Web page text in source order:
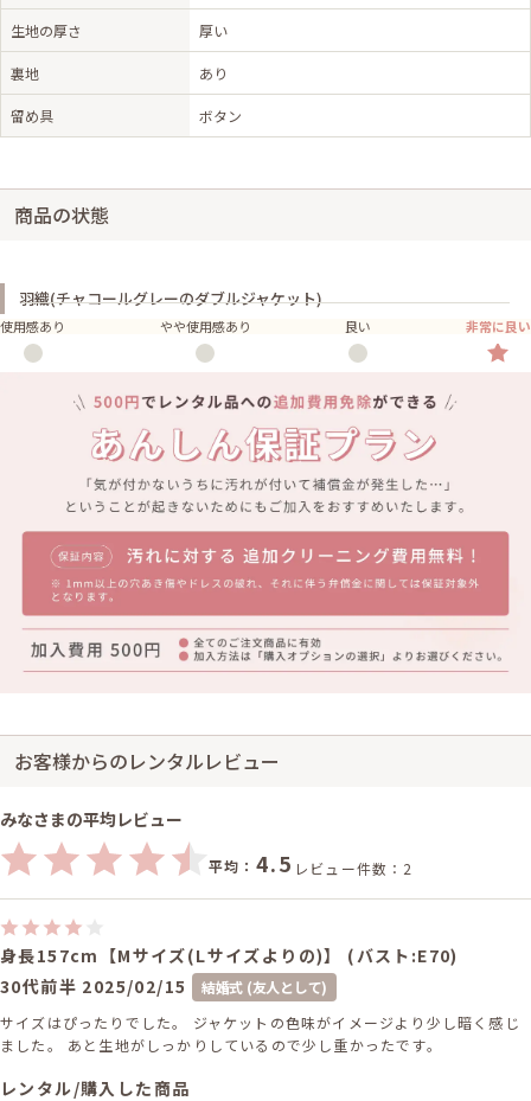
生地の厚さ 厚い
裏地 あり
留め具 ボタン
商品の状態
羽織(チャコールグレーのダブルジャケット)
使用感あり やや使用感あり 良い 非常に良い
お客様からのレンタルレビュー
みなさまの平均レビュー
平均： 4.5 レビュー件数：2
身長157cm【Mサイズ(Lサイズよりの)】 (バスト:E70)
30代前半 2025/02/15
結婚式 (友人として)
サイズはぴったりでした。 ジャケットの色味がイメージより少し暗く感じ
ました。 あと生地がしっかりしているので少し重かったです。
レンタル/購入した商品